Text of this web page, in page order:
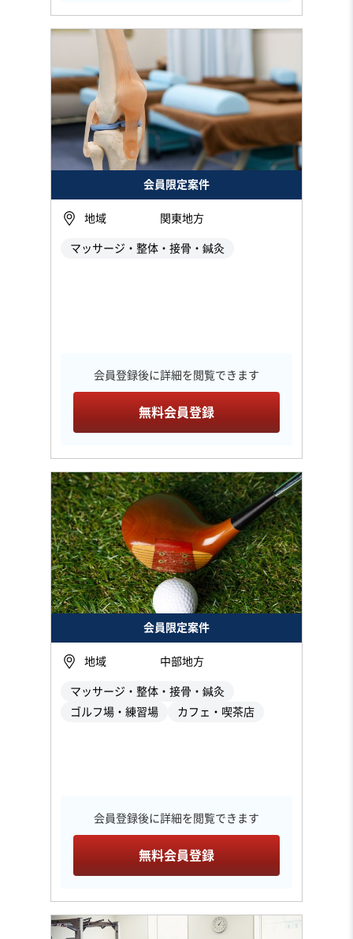
会員限定案件
地域 関東地方
マッサージ・整体・接骨・鍼灸
会員登録後に詳細を閲覧できます
無料会員登録
会員限定案件
地域 中部地方
マッサージ・整体・接骨・鍼灸
ゴルフ場・練習場
カフェ・喫茶店
会員登録後に詳細を閲覧できます
無料会員登録